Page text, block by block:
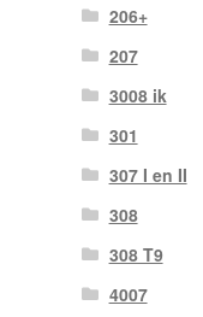
206+
207
3008 ik
301
307 I en II
308
308 T9
4007